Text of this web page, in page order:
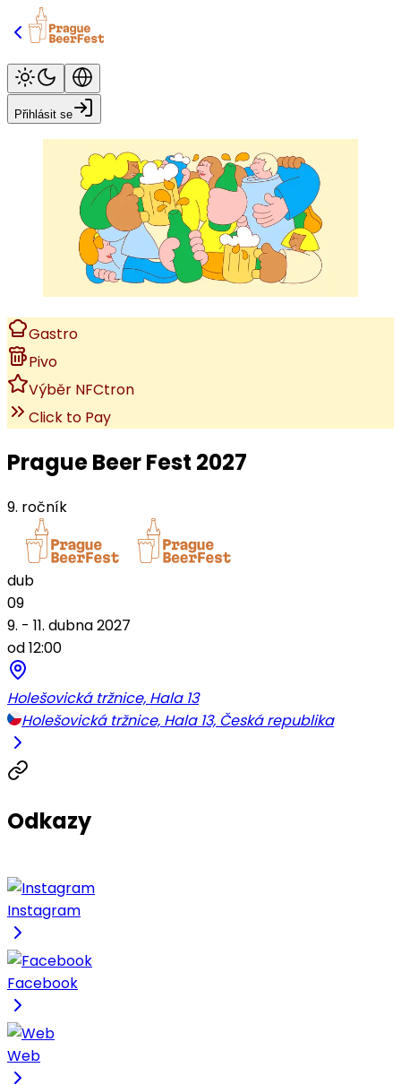
Přihlásit se
Gastro
Pivo
Výběr NFCtron
Click to Pay
Prague Beer Fest 2027
9. ročník
dub
09
9. - 11. dubna 2027
od 12:00
Holešovická tržnice, Hala 13
Holešovická tržnice, Hala 13, Česká republika
Odkazy
Instagram
Facebook
Web